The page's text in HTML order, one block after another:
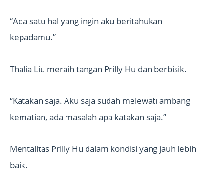
“Ada satu hal yang ingin aku beritahukan
kepadamu.”
Thalia Liu meraih tangan Prilly Hu dan berbisik.
“Katakan saja. Aku saja sudah melewati ambang
kematian, ada masalah apa katakan saja.”
Mentalitas Prilly Hu dalam kondisi yang jauh lebih
baik.